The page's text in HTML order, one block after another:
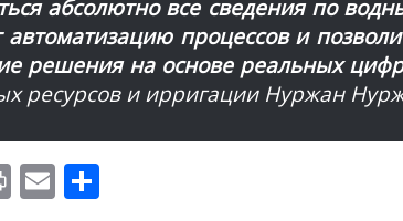
абсолютно все сведения по
автоматизацию процессов и
решения на основе реальных
ресурсов и ирригации Нуржан
Pr E